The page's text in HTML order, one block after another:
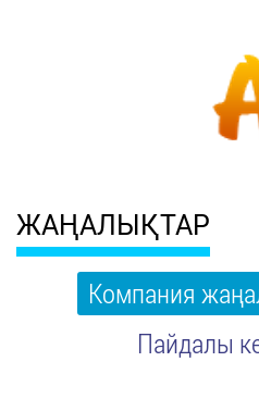
ЖАҢАЛЫҚТАР
Компания
Пайдалы